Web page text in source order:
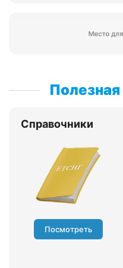
Полезная
Справочники
Посмотреть